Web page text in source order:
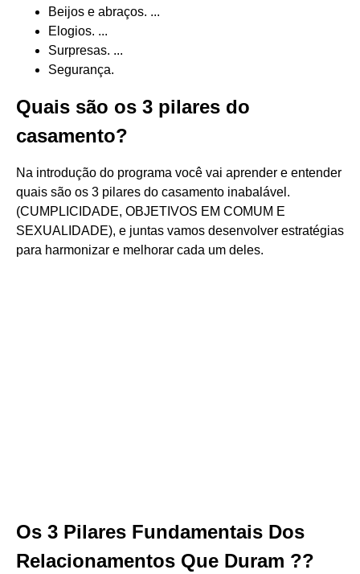
Beijos e abraços. ...
Elogios. ...
Surpresas. ...
Segurança.
Quais são os 3 pilares do
casamento?
Na introdução do programa você vai aprender e entender
quais são os 3 pilares do casamento inabalável.
(CUMPLICIDADE, OBJETIVOS EM COMUM E
SEXUALIDADE), e juntas vamos desenvolver estratégias
para harmonizar e melhorar cada um deles.
Os 3 Pilares Fundamentais Dos
Relacionamentos Que Duram ??